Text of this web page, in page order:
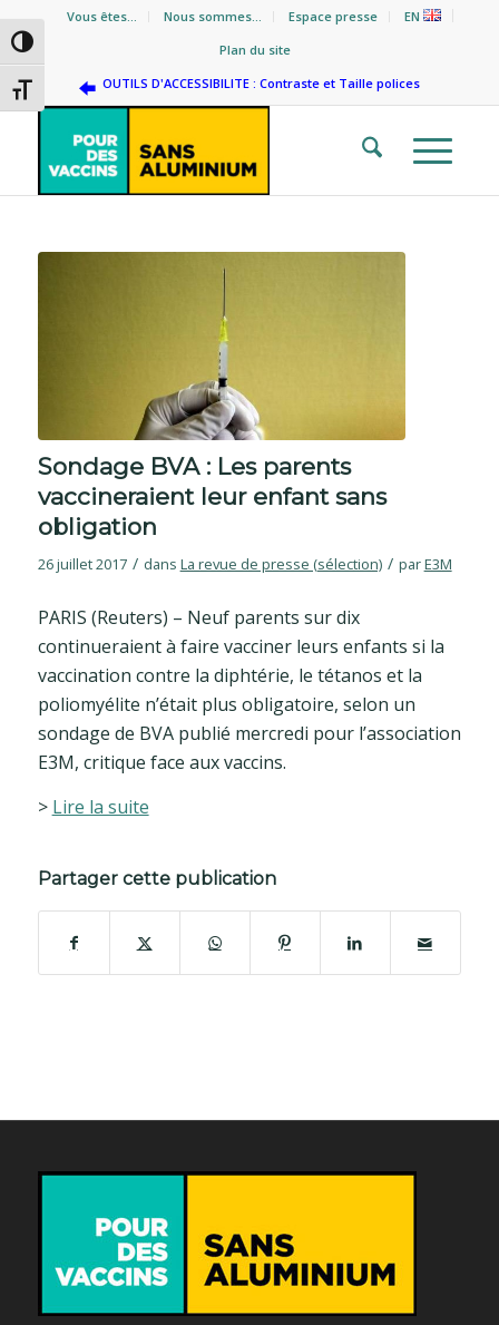
Passer en contraste élevé
Changer la taille de la police
Vous êtes… Nous sommes… Espace presse
EN
Plan du site
OUTILS D'ACCESSIBILITE : Contraste et Taille polices
Sondage BVA : Les parents
vaccineraient leur enfant sans
obligation
26 juillet 2017 / dans La revue de presse (sélection) / parE3M
PARIS (Reuters) – Neuf parents sur dix
continueraient à faire vacciner leurs enfants si la
vaccination contre la diphtérie, le tétanos et la
poliomyélite n’était plus obligatoire, selon un
sondage de BVA publié mercredi pour l’association
E3M, critique face aux vaccins.
> Lire la suite
Partager cette publication